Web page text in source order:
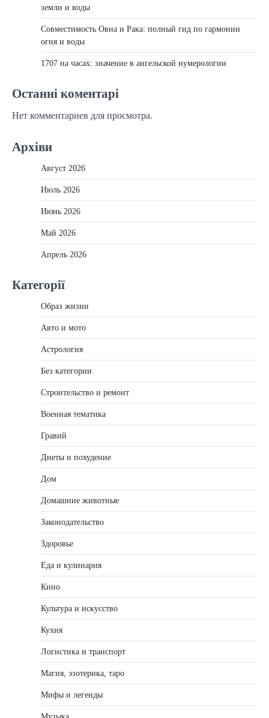
земли и воды
Совместимость Овна и Рака: полный гид по гармонии
огня и воды
1707 на часах: значение в ангельской нумерологии
Останні коментарі
Нет комментариев для просмотра.
Архіви
Август 2026
Июль 2026
Июнь 2026
Май 2026
Апрель 2026
Категорії
Образ жизни
Авто и мото
Астрология
Без категории
Строительство и ремонт
Военная тематика
Гравий
Диеты и похудение
Дом
Домашние животные
Законодательство
Здоровье
Еда и кулинария
Кино
Культура и искусство
Кухня
Логистика и транспорт
Магия, эзотерика, таро
Мифы и легенды